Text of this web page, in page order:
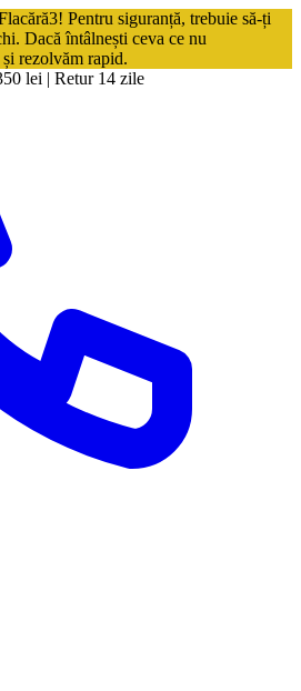
Pentru siguranță, trebuie să-ți
Dacă întâlnești ceva ce nu
rezolvăm rapid.
lei | Retur 14 zile